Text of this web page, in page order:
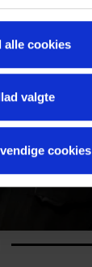
alle cookies
valgte
cookies